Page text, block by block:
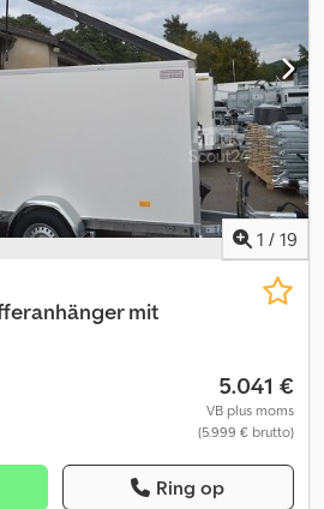
– professionelt støttehjul Faktura
– Trailerforhandler i over 35 år
i vores åbningstid mandag-
vores onlineshop på trailer-shop.de
2026/02 Dcjdpfx Aoygvt
1 / 19
mit
5.041 €
VB plus moms
(5.999 € brutto)
Ring op